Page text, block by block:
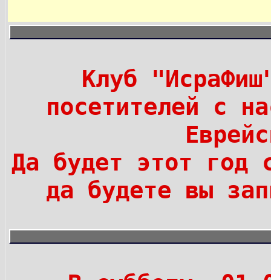
Клуб
посетителей с
Да будет этот год
да будете вы